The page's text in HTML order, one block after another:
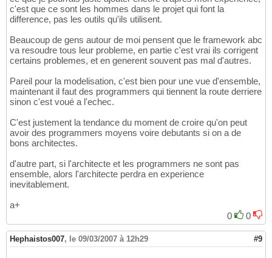
c'est que ce sont les hommes dans le projet qui font la
difference, pas les outils qu'ils utilisent.
Beaucoup de gens autour de moi pensent que le framework abc
va resoudre tous leur probleme, en partie c'est vrai ils corrigent
certains problemes, et en generent souvent pas mal d'autres.
Pareil pour la modelisation, c'est bien pour une vue d'ensemble,
maintenant il faut des programmers qui tiennent la route derriere
sinon c'est voué a l'echec.
C'est justement la tendance du moment de croire qu'on peut
avoir des programmers moyens voire debutants si on a de
bons architectes.
d'autre part, si l'architecte et les programmers ne sont pas
ensemble, alors l'architecte perdra en experience
inevitablement.
a+
0
0
Hephaistos007, le 09/03/2007 à 12h29 #9